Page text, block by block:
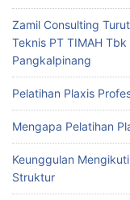
Zamil Consulting
Teknis PT TIMAH
Pangkalpinang
Pelatihan Plaxis
Mengapa Pelatihan
Keunggulan
Struktur